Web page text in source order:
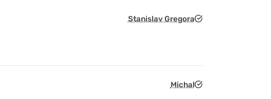
Stanislav Gregora
Michal